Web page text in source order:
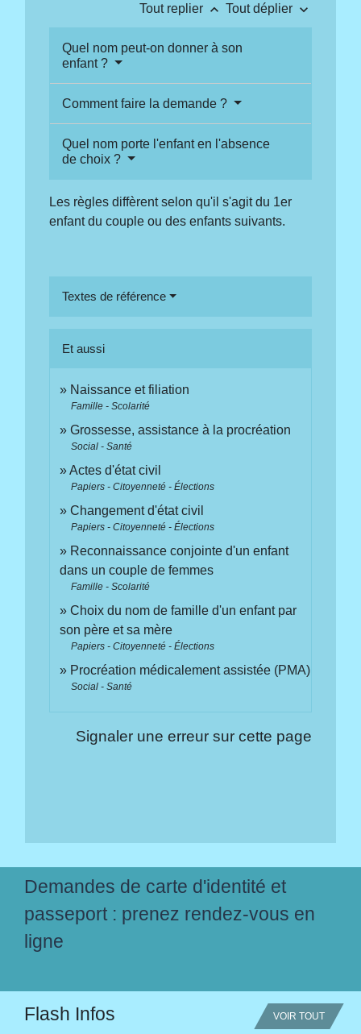
Tout replier keyboard_arrow_up Tout déplier keyboard_arrow_down
Quel nom peut-on donner à son
enfant ?
Comment faire la demande ?
Quel nom porte l'enfant en l'absence
de choix ?
Les règles diffèrent selon qu'il s'agit du 1er
enfant du couple ou des enfants suivants.
Textes de référence
Et aussi
Naissance et filiation
Famille - Scolarité
Grossesse, assistance à la procréation
Social - Santé
Actes d'état civil
Papiers - Citoyenneté - Élections
Changement d'état civil
Papiers - Citoyenneté - Élections
Reconnaissance conjointe d'un enfant
dans un couple de femmes
Famille - Scolarité
Choix du nom de famille d'un enfant par
son père et sa mère
Papiers - Citoyenneté - Élections
Procréation médicalement assistée (PMA)
Social - Santé
Signaler une erreur sur cette page
Demandes de carte d'identité et
passeport : prenez rendez-vous en
ligne
Flash Infos VOIR TOUT